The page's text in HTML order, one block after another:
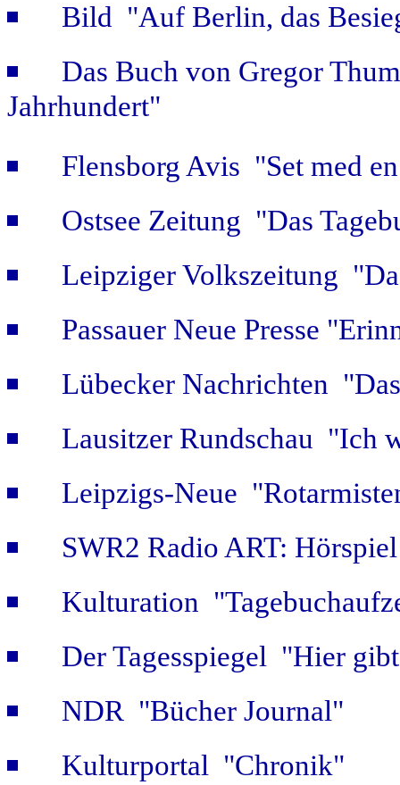
Bild "Auf Berlin, das
Das Buch von Gregor
Jahrhundert"
Flensborg Avis "Set med
Ostsee Zeitung "Das
Leipziger Volkszeitung
Passauer Neue Presse
Lübecker Nachrichten
Lausitzer Rundschau "Ich
Leipzigs-Neue
SWR2 Radio ART: Hörspiel
Kulturation
Der Tagesspiegel "Hier
NDR "Bücher Journal"
Kulturportal "Chronik"